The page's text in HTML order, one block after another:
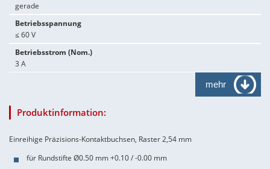
gerade
Betriebsspannung
≤ 60 V
Betriebsstrom (Nom.)
3 A
mehr
Produktinformation:
Einreihige Präzisions-Kontaktbuchsen, Raster 2,54 mm
für Rundstifte Ø0.50 mm +0.10 / -0.00 mm